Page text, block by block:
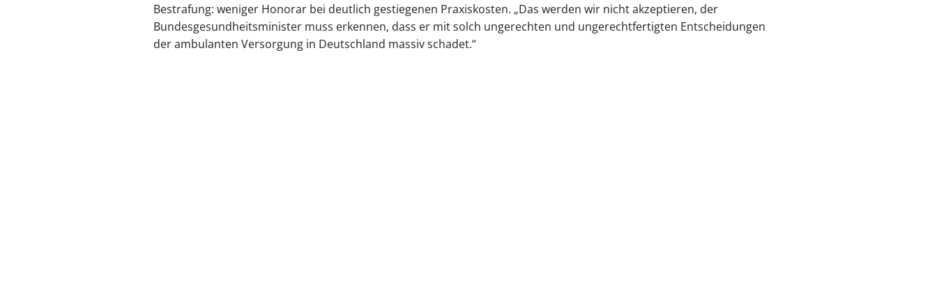
Bestrafung: weniger Honorar bei deutlich gestiegenen Praxiskosten. „Das werden wir nicht akzeptieren, der
Bundesgesundheitsminister muss erkennen, dass er mit solch ungerechten und ungerechtfertigten Entscheidungen
der ambulanten Versorgung in Deutschland massiv schadet.“